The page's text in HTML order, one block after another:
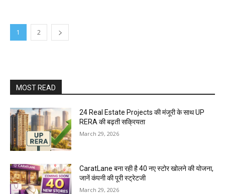
1 2
MOST READ
24 Real Estate Projects की मंजूरी के साथ UP
RERA की बढ़ती सक्रियता
March 29, 2026
CaratLane बना रही है 40 नए स्टोर खोलने की योजना,
जानें कंपनी की पूरी स्ट्रेटजी
March 29, 2026